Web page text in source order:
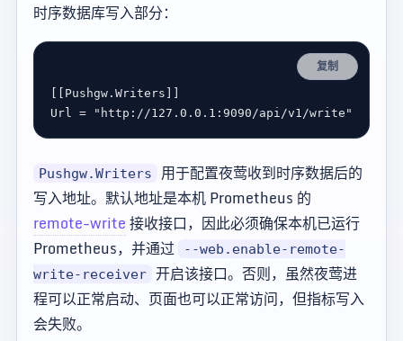
时序数据库写入部分：
复制
Pushgw . Writers
Url = "http://127.0.0.1:9090/api/v1/write"
Pushgw.Writers
用于配置夜莺收到时序数据后的
写入地址。默认地址是本机 Prometheus 的
remote-write接收接口，因此必须确保本机已运行
Prometheus，并通过
--web.enable-remote-
write-receiver 开启该接口。否则，虽然夜莺进
程可以正常启动、页面也可以正常访问，但指标写入
会失败。